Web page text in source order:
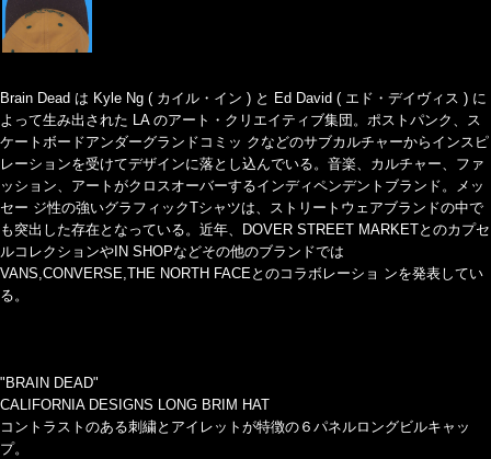
Brain Dead は Kyle Ng ( カイル・イン ) と Ed David ( エド・デイヴィス ) に
よって生み出された LA のアート・クリエイティブ集団。ポストパンク、ス
ケートボードアンダーグランドコミッ クなどのサブカルチャーからインスピ
レーションを受けてデザインに落とし込んでいる。音楽、カルチャー、ファ
ッション、アートがクロスオーバーするインディペンデントブランド。メッ
セー ジ性の強いグラフィックTシャツは、ストリートウェアブランドの中で
も突出した存在となっている。近年、DOVER STREET MARKETとのカプセ
ルコレクションやIN SHOPなどその他のブランドでは
VANS,CONVERSE,THE NORTH FACEとのコラボレーショ ンを発表してい
る。
"BRAIN DEAD"
CALIFORNIA DESIGNS LONG BRIM HAT
コントラストのある刺繍とアイレットが特徴の６パネルロングビルキャッ
プ。